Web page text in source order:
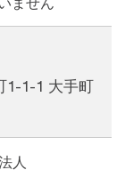
1-1-1 大手町
人